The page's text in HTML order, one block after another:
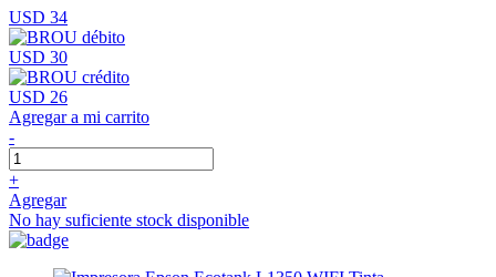
USD 34
USD 30
USD 26
Agregar a mi carrito
-
+
Agregar
No hay suficiente stock disponible